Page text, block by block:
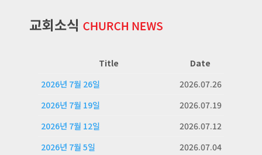
Title
Date
2026년 7월 26일
2026.07.26
2026년 7월 19일
2026.07.19
2026년 7월 12일
2026.07.12
2026년 7월 5일
2026.07.04